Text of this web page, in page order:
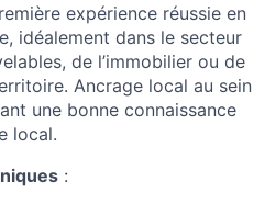
expérience réussie en
idéalement dans le secteur
de l’immobilier ou de
Ancrage local au sein
une bonne connaissance
local.
: